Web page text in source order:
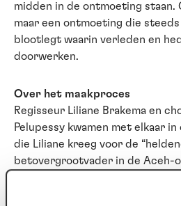
midden in de ontmoeting staan.
maar een ontmoeting die steeds
blootlegt waarin verleden en
doorwerken.
Over het maakproces
Regisseur Liliane Brakema en
Pelupessy kwamen met elkaar
die Liliane kreeg voor de
betovergrootvader in de Aceh-